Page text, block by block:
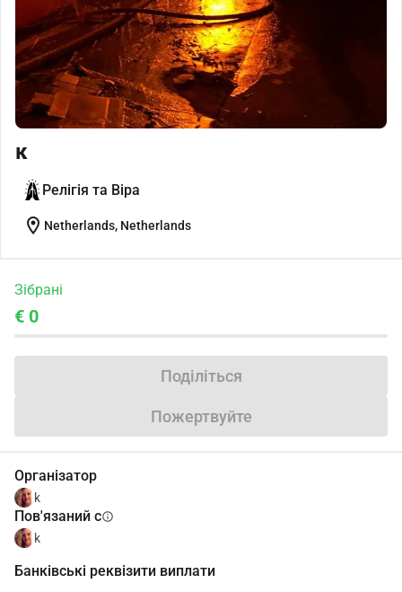
к
Релігія та Віра
location_on Netherlands, Netherlands
Зібрані
€ 0
Поділіться
Пожертвуйте
Організатор
k
Пов'язаний сinfo
k
Банківські реквізити виплати